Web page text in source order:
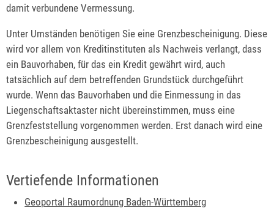
damit verbundene Vermessung.
Unter Umständen benötigen Sie eine Grenzbescheinigung. Diese
wird vor allem von Kreditinstituten als Nachweis verlangt, dass
ein Bauvorhaben, für das ein Kredit gewährt wird, auch
tatsächlich auf dem betreffenden Grundstück durchgeführt
wurde. Wenn das Bauvorhaben und die Einmessung in das
Liegenschaftsaktaster nicht übereinstimmen, muss eine
Grenzfeststellung vorgenommen werden. Erst danach wird eine
Grenzbescheinigung ausgestellt.
Vertiefende Informationen
Geoportal Raumordnung Baden-Württemberg